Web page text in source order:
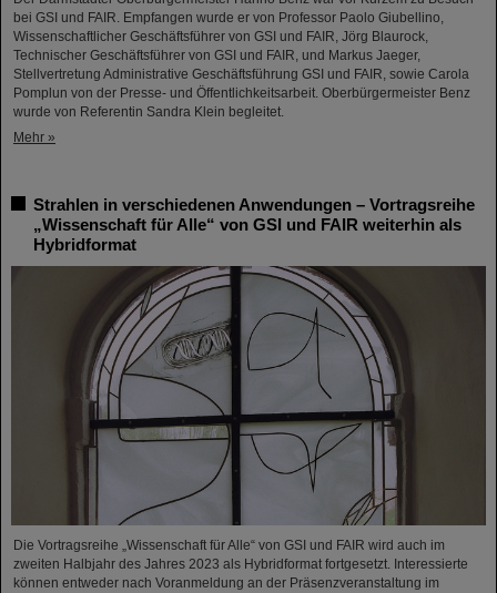
bei GSI und FAIR. Empfangen wurde er von Professor Paolo Giubellino,
Wissenschaftlicher Geschäftsführer von GSI und FAIR, Jörg Blaurock,
Technischer Geschäftsführer von GSI und FAIR, und Markus Jaeger,
Stellvertretung Administrative Geschäftsführung GSI und FAIR, sowie Carola
Pomplun von der Presse- und Öffentlichkeitsarbeit. Oberbürgermeister Benz
wurde von Referentin Sandra Klein begleitet.
Mehr »
Strahlen in verschiedenen Anwendungen – Vortragsreihe
„Wissenschaft für Alle“ von GSI und FAIR weiterhin als
Hybridformat
Die Vortragsreihe „Wissenschaft für Alle“ von GSI und FAIR wird auch im
zweiten Halbjahr des Jahres 2023 als Hybridformat fortgesetzt. Interessierte
können entweder nach Voranmeldung an der Präsenzveranstaltung im